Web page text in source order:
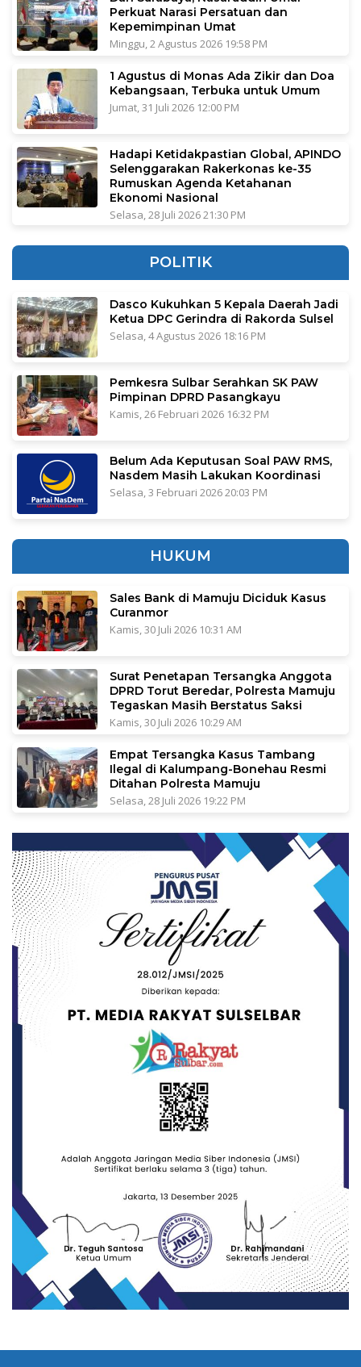
Perkuat Narasi Persatuan dan
Kepemimpinan Umat
Minggu, 2 Agustus 2026 19:58 PM
1 Agustus di Monas Ada Zikir dan Doa
Kebangsaan, Terbuka untuk Umum
Jumat, 31 Juli 2026 12:00 PM
Hadapi Ketidakpastian Global, APINDO
Selenggarakan Rakerkonas ke-35
Rumuskan Agenda Ketahanan
Ekonomi Nasional
Selasa, 28 Juli 2026 21:30 PM
POLITIK
Dasco Kukuhkan 5 Kepala Daerah Jadi
Ketua DPC Gerindra di Rakorda Sulsel
Selasa, 4 Agustus 2026 18:16 PM
Pemkesra Sulbar Serahkan SK PAW
Pimpinan DPRD Pasangkayu
Kamis, 26 Februari 2026 16:32 PM
Belum Ada Keputusan Soal PAW RMS,
Nasdem Masih Lakukan Koordinasi
Selasa, 3 Februari 2026 20:03 PM
HUKUM
Sales Bank di Mamuju Diciduk Kasus
Curanmor
Kamis, 30 Juli 2026 10:31 AM
Surat Penetapan Tersangka Anggota
DPRD Torut Beredar, Polresta Mamuju
Tegaskan Masih Berstatus Saksi
Kamis, 30 Juli 2026 10:29 AM
Empat Tersangka Kasus Tambang
Ilegal di Kalumpang-Bonehau Resmi
Ditahan Polresta Mamuju
Selasa, 28 Juli 2026 19:22 PM